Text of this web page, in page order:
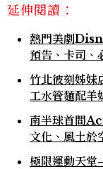
延伸閱讀：
熱門美劇
預告、卡司、
竹北彼刻姊妹
工水管麵配羊
南半球首間
文化、風土於
極限運動天堂